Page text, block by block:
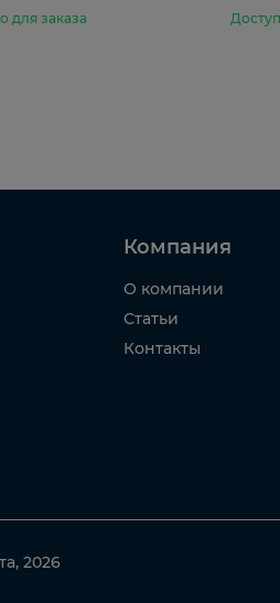
для заказа
Компания
О компании
Статьи
Контакты
2026